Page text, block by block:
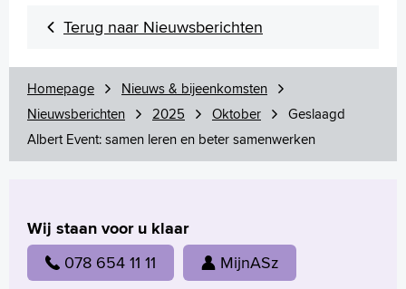
Terug naar Nieuwsberichten
Homepage
Nieuws & bijeenkomsten
Nieuwsberichten
2025 Oktober
Geslaagd
Albert Event: samen leren en beter samenwerken
Wij staan voor u klaar
078 654 11 11 MijnASz